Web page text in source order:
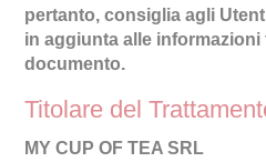
pertanto, consiglia agli
in aggiunta alle
documento.
Titolare del
MY CUP OF TEA SRL